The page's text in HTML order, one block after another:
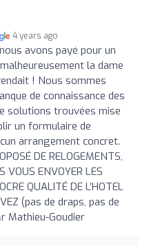
4 years ago
avons payé pour un
la dame
! Nous sommes
de connaissance des
solutions trouvées mise
un formulaire de
arrangement concret.
DE RELOGEMENTS,
VOUS ENVOYER LES
QUALITÉ DE L’HOTEL
(pas de draps, pas de
Mathieu-Goudier